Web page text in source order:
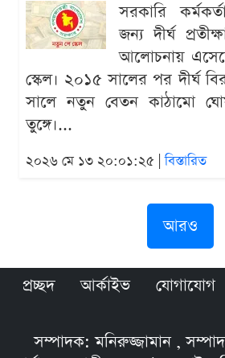
সরকারি
জন্য দীর্ঘ
আলোচনায়
স্কেল। ২০১৫ সালের পর দীর্ঘ
সালে নতুন বেতন কাঠামো
তুঙ্গে।...
২০২৬ মে ১৩ ২০:০১:২৫ |বিস্তারিত
আরও
প্রচ্ছদ আর্কাইভ যোগাযোগ
সম্পাদক: মনিরুজ্জামান ,